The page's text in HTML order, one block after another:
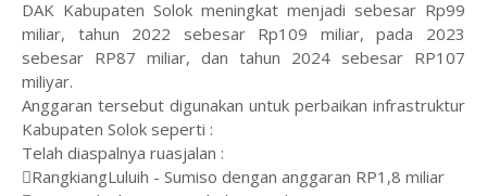
DAK Kabupaten Solok meningkat menjadi sebesar Rp99
miliar, tahun 2022 sebesar Rp109 miliar, pada 2023
sebesar RP87 miliar, dan tahun 2024 sebesar RP107
miliyar.
Anggaran tersebut digunakan untuk perbaikan infrastruktur
Kabupaten Solok seperti :
Telah diaspalnya ruasjalan :
RangkiangLuluih - Sumiso dengan anggaran RP1,8 miliar